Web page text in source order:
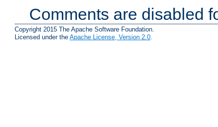
Comments are disabled
Copyright 2015 The Apache Software Foundation.
Licensed under the Apache License, Version 2.0